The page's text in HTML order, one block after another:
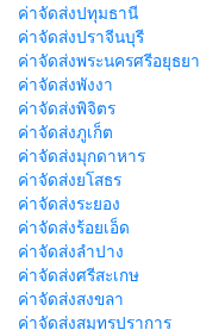
ค่าจัดส่งปทุมธานี
ค่าจัดส่งปราจีนบุรี
ค่าจัดส่งพระนครศรีอยุธยา
ค่าจัดส่งพังงา
ค่าจัดส่งพิจิตร
ค่าจัดส่งภูเก็ต
ค่าจัดส่งมุกดาหาร
ค่าจัดส่งยโสธร
ค่าจัดส่งระยอง
ค่าจัดส่งร้อยเอ็ด
ค่าจัดส่งลำปาง
ค่าจัดส่งศรีสะเกษ
ค่าจัดส่งสงขลา
ค่าจัดส่งสมุทรปราการ